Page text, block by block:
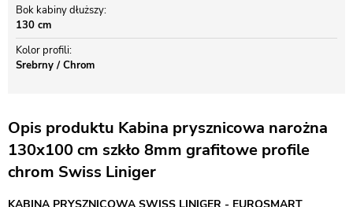
Bok kabiny dłuższy
130 cm
Kolor profili
Srebrny / Chrom
Opis produktu Kabina prysznicowa narożna
130x100 cm szkło 8mm grafitowe profile
chrom Swiss Liniger